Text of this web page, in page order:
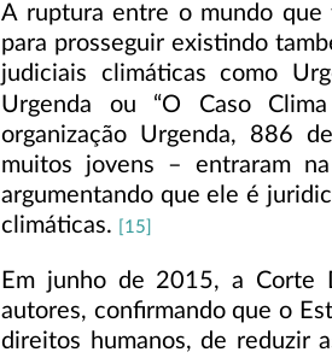
A ruptura entre o mundo que
para prosseguir existindo
judiciais climáticas como
Urgenda ou “O Caso
organização Urgenda, 886
muitos jovens – entraram
argumentando que ele é
climáticas.
[15]
Em junho de 2015, a Corte
autores, confirmando que o
direitos humanos, de reduzir